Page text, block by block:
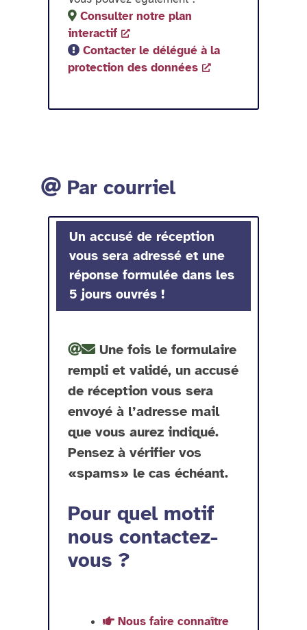
Consulter notre plan
interactif
Contacter le délégué à la
protection des données
Par courriel
Un accusé de réception
vous sera adressé et une
réponse formulée dans les
5 jours ouvrés !
Une fois le formulaire
rempli et validé, un accusé
de réception vous sera
envoyé à l’adresse mail
que vous aurez indiqué.
Pensez à vérifier vos
«spams» le cas échéant.
Pour quel motif
nous contactez-
vous ?
Nous faire connaître